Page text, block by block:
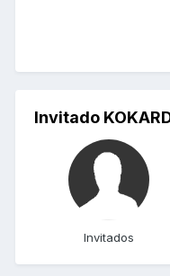
Invitado
Invitados